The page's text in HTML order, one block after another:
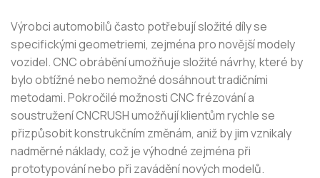
Výrobci automobilů často potřebují složité díly se
specifickými geometriemi, zejména pro novější modely
vozidel. CNC obrábění umožňuje složité návrhy, které by
bylo obtížné nebo nemožné dosáhnout tradičními
metodami. Pokročilé možnosti CNC frézování a
soustružení CNCRUSH umožňují klientům rychle se
přizpůsobit konstrukčním změnám, aniž by jim vznikaly
nadměrné náklady, což je výhodné zejména při
prototypování nebo při zavádění nových modelů.